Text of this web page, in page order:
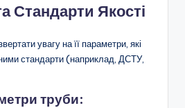
Стандарти Якості
увагу на її параметри, які
стандарти (наприклад, ДСТУ,
труби: